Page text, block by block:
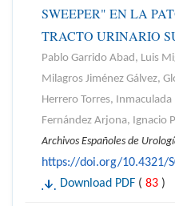
SWEEPER" EN LA
TRACTO URINARIO
Pablo Garrido Abad, Luis
Milagros Jiménez Gálvez,
Herrero Torres,
Fernández Arjona, Ignacio
Archivos Españoles de
https://doi.org/10.4321/
Download PDF ( 83 )